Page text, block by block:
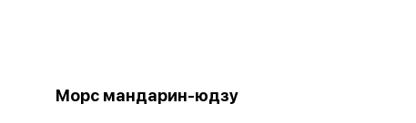
Морс мандарин-юдзу